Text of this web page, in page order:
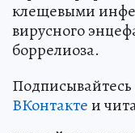
клещевыми
вирусного
боррелиоза.
ВКонтактеи